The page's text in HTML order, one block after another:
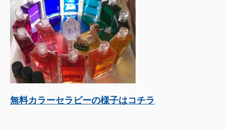
無料カラーセラピーの様子はコチラ